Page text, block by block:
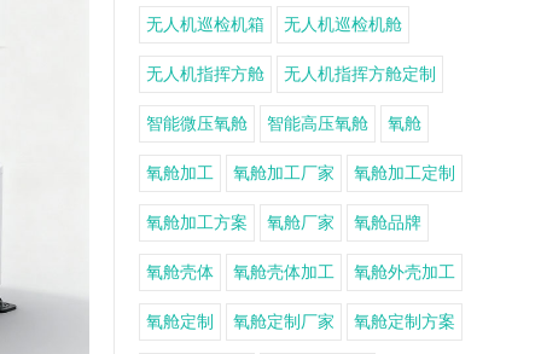
无人机巡检机箱 无人机巡检机舱
无人机指挥方舱 无人机指挥方舱定制
智能微压氧舱 智能高压氧舱 氧舱
氧舱加工 氧舱加工厂家 氧舱加工定制
氧舱加工方案 氧舱厂家 氧舱品牌
氧舱壳体 氧舱壳体加工 氧舱外壳加工
氧舱定制 氧舱定制厂家 氧舱定制方案